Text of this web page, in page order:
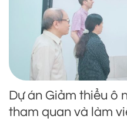
Dự án Giảm thiểu ô
tham quan và làm